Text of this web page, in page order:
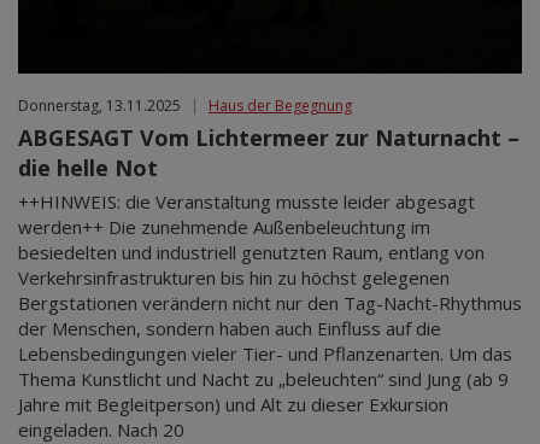
Donnerstag, 13.11.2025 | Haus der Begegnung
ABGESAGT Vom Lichtermeer zur Naturnacht –
die helle Not
++HINWEIS: die Veranstaltung musste leider abgesagt
werden++ Die zunehmende Außenbeleuchtung im
besiedelten und industriell genutzten Raum, entlang von
Verkehrsinfrastrukturen bis hin zu höchst gelegenen
Bergstationen verändern nicht nur den Tag-Nacht-Rhythmus
der Menschen, sondern haben auch Einfluss auf die
Lebensbedingungen vieler Tier- und Pflanzenarten. Um das
Thema Kunstlicht und Nacht zu „beleuchten“ sind Jung (ab 9
Jahre mit Begleitperson) und Alt zu dieser Exkursion
eingeladen. Nach 20